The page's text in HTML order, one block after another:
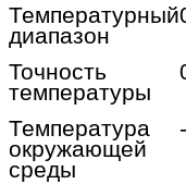
Температурный
диапазон
Точность
температуры
Температура
окружающей
среды